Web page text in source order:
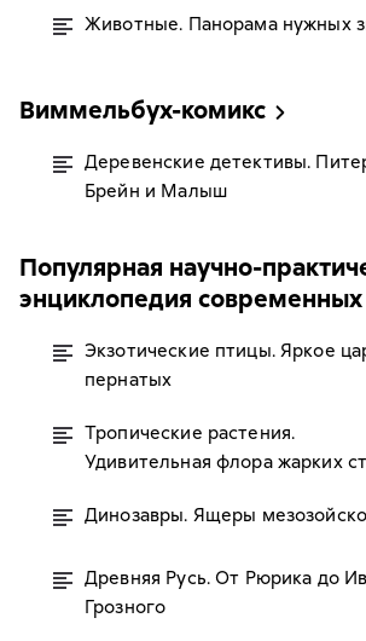
Животные. Панорама нужных
Виммельбух-комикс
Деревенские детективы.
Брейн и Малыш
Популярная научно-
энциклопедия современных
Экзотические птицы. Яркое
пернатых
Тропические растения.
Удивительная флора жарких
Динозавры. Ящеры
Древняя Русь. От Рюрика до
Грозного